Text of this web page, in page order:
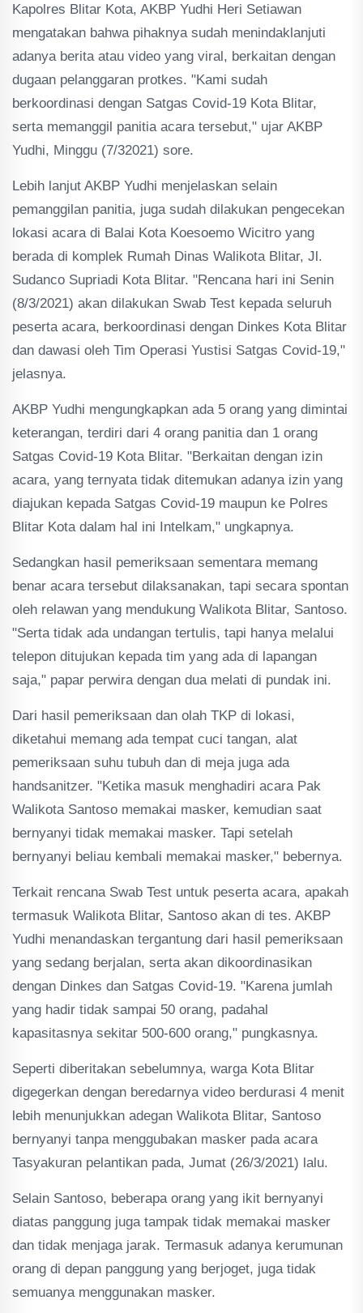
Kapolres Blitar Kota, AKBP Yudhi Heri Setiawan
mengatakan bahwa pihaknya sudah menindaklanjuti
adanya berita atau video yang viral, berkaitan dengan
dugaan pelanggaran protkes. "Kami sudah
berkoordinasi dengan Satgas Covid-19 Kota Blitar,
serta memanggil panitia acara tersebut," ujar AKBP
Yudhi, Minggu (7/32021) sore.
Lebih lanjut AKBP Yudhi menjelaskan selain
pemanggilan panitia, juga sudah dilakukan pengecekan
lokasi acara di Balai Kota Koesoemo Wicitro yang
berada di komplek Rumah Dinas Walikota Blitar, Jl.
Sudanco Supriadi Kota Blitar. "Rencana hari ini Senin
(8/3/2021) akan dilakukan Swab Test kepada seluruh
peserta acara, berkoordinasi dengan Dinkes Kota Blitar
dan dawasi oleh Tim Operasi Yustisi Satgas Covid-19,"
jelasnya.
AKBP Yudhi mengungkapkan ada 5 orang yang dimintai
keterangan, terdiri dari 4 orang panitia dan 1 orang
Satgas Covid-19 Kota Blitar. "Berkaitan dengan izin
acara, yang ternyata tidak ditemukan adanya izin yang
diajukan kepada Satgas Covid-19 maupun ke Polres
Blitar Kota dalam hal ini Intelkam," ungkapnya.
Sedangkan hasil pemeriksaan sementara memang
benar acara tersebut dilaksanakan, tapi secara spontan
oleh relawan yang mendukung Walikota Blitar, Santoso.
"Serta tidak ada undangan tertulis, tapi hanya melalui
telepon ditujukan kepada tim yang ada di lapangan
saja," papar perwira dengan dua melati di pundak ini.
Dari hasil pemeriksaan dan olah TKP di lokasi,
diketahui memang ada tempat cuci tangan, alat
pemeriksaan suhu tubuh dan di meja juga ada
handsanitzer. "Ketika masuk menghadiri acara Pak
Walikota Santoso memakai masker, kemudian saat
bernyanyi tidak memakai masker. Tapi setelah
bernyanyi beliau kembali memakai masker," bebernya.
Terkait rencana Swab Test untuk peserta acara, apakah
termasuk Walikota Blitar, Santoso akan di tes. AKBP
Yudhi menandaskan tergantung dari hasil pemeriksaan
yang sedang berjalan, serta akan dikoordinasikan
dengan Dinkes dan Satgas Covid-19. "Karena jumlah
yang hadir tidak sampai 50 orang, padahal
kapasitasnya sekitar 500-600 orang," pungkasnya.
Seperti diberitakan sebelumnya, warga Kota Blitar
digegerkan dengan beredarnya video berdurasi 4 menit
lebih menunjukkan adegan Walikota Blitar, Santoso
bernyanyi tanpa menggubakan masker pada acara
Tasyakuran pelantikan pada, Jumat (26/3/2021) lalu.
Selain Santoso, beberapa orang yang ikit bernyanyi
diatas panggung juga tampak tidak memakai masker
dan tidak menjaga jarak. Termasuk adanya kerumunan
orang di depan panggung yang berjoget, juga tidak
semuanya menggunakan masker.